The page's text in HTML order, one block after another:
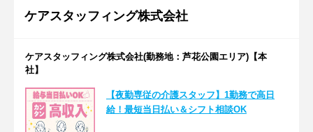
ケアスタッフィング株式会社
ケアスタッフィング株式会社(勤務地：芦花公園エリア)【本
社】
【夜勤専従の介護スタッフ】1勤務で高日
給！最短当日払い＆シフト相談OK